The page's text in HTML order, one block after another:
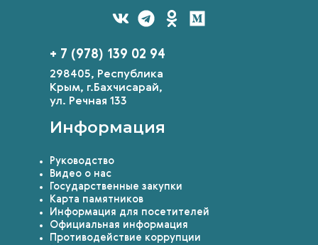
+ 7 (978) 139 02 94
298405, Республика
Крым, г.Бахчисарай,
ул. Речная 133
Информация
Руководство
Видео о нас
Государственные закупки
Карта памятников
Информация для посетителей
Официальная информация
Противодействие коррупции